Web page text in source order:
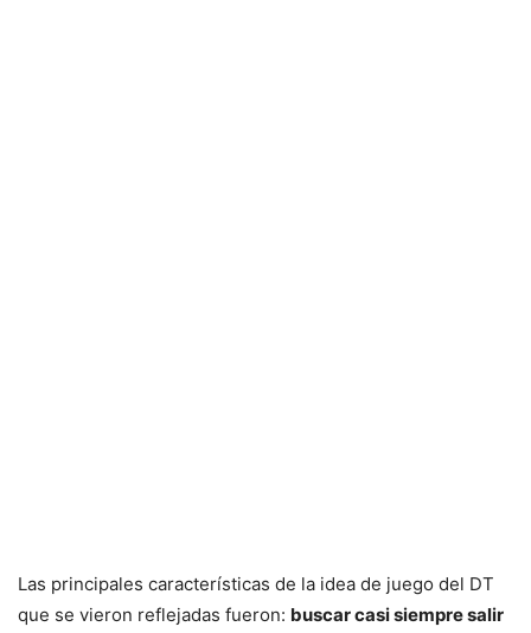
Las principales características de la idea de juego del DT
que se vieron reflejadas fueron: buscar casi siempre salir